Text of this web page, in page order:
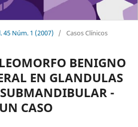
45 Núm. 1 (2007) / Casos Clínicos
BENIGNO
EN GLANDULAS
-
CASO